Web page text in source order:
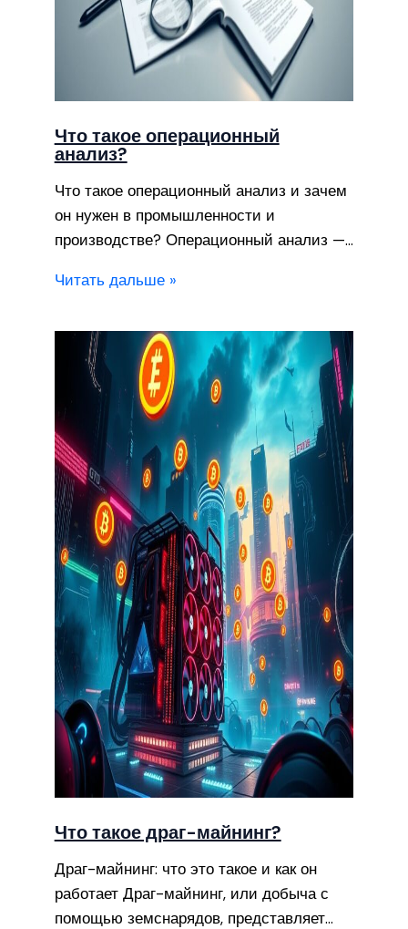
Что такое операционный
анализ?
Что такое операционный анализ и зачем
он нужен в промышленности и
производстве? Операционный анализ —…
Читать дальше »
Что такое драг-майнинг?
Драг-майнинг: что это такое и как он
работает Драг-майнинг, или добыча с
помощью земснарядов, представляет…